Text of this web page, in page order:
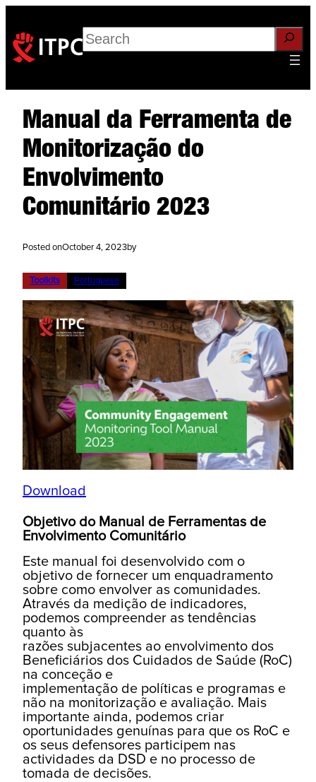
Search
Manual da Ferramenta de
Monitorização do
Envolvimento
Comunitário 2023
Posted onOctober 4, 2023by
Toolkits Portuguese
Download
Objetivo do Manual de Ferramentas de
Envolvimento Comunitário
Este manual foi desenvolvido com o
objetivo de fornecer um enquadramento
sobre como envolver as comunidades.
Através da medição de indicadores,
podemos compreender as tendências
quanto às
razões subjacentes ao envolvimento dos
Beneficiários dos Cuidados de Saúde (RoC)
na conceção e
implementação de políticas e programas e
não na monitorização e avaliação. Mais
importante ainda, podemos criar
oportunidades genuínas para que os RoC e
os seus defensores participem nas
actividades da DSD e no processo de
tomada de decisões.